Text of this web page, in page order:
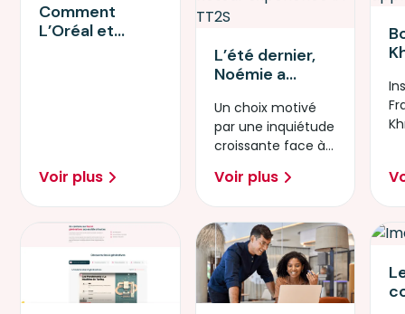
Comment
L’Oréal et
Voir plus
L’été dernier,
Noémie a
plonger dans
une formation
de cinq jours
sur
l’intelligence
artificielle.
Un choix motivé
par une inquiétude
croissante face à
rapide de ces
technologies.
Voir plus